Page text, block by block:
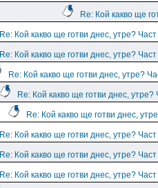
Re: Кой какво ще
Re: Кой какво ще готви днес, утре? Част
Re: Кой какво ще готви днес, утре? Част
Re: Кой какво ще готви днес, утре?
Re: Кой какво ще готви днес, утре?
Re: Кой какво ще готви днес,
Re: Кой какво ще готви днес, утре? Част
Re: Кой какво ще готви днес, утре? Част
Re: Кой какво ще готви днес, утре? Част